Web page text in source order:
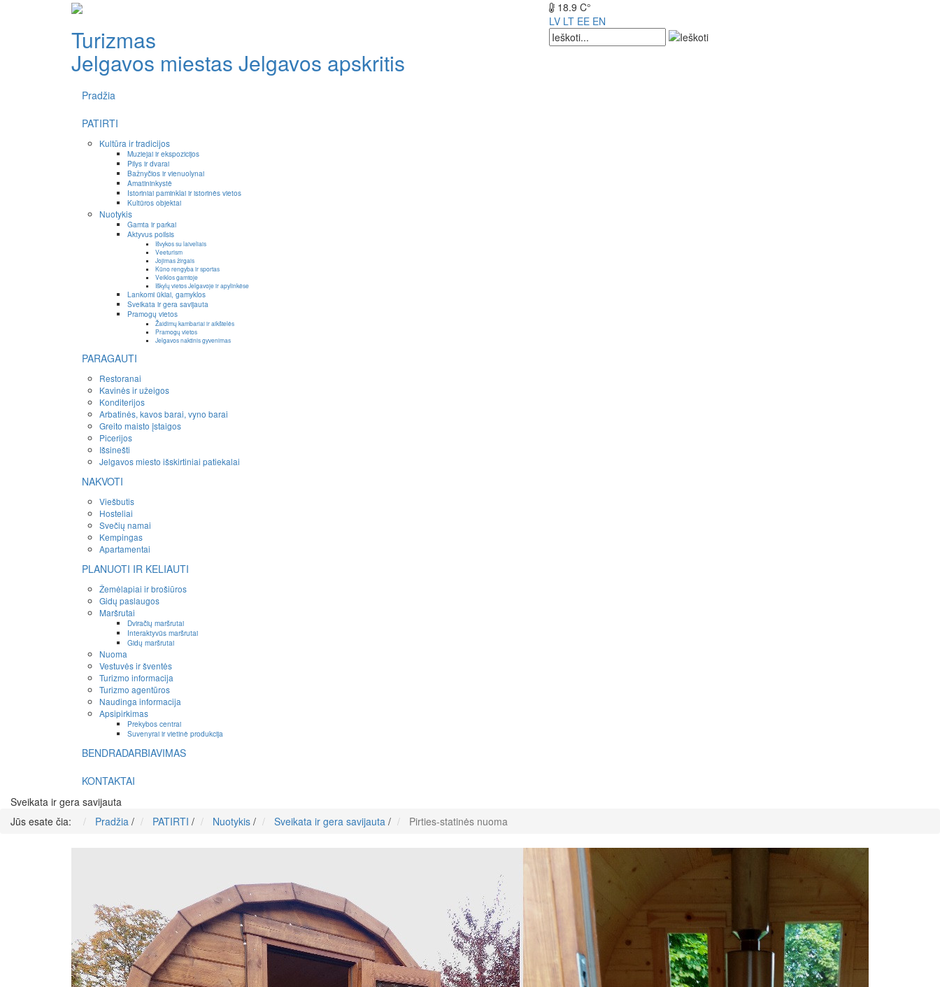
Turizmas
Jelgavos miestas Jelgavos apskritis
18.9 C°
LV LT EE EN
Pradžia
PATIRTI
Kultūra ir tradicijos
Muziejai ir ekspozicijos
Pilys ir dvarai
Bažnyčios ir vienuolynai
Amatininkystė
Istoriniai paminklai ir istorinės vietos
Kultūros objektai
Nuotykis
Gamta ir parkai
Aktyvus poilsis
Išvykos su laiveliais
Veeturism
Jojimas žirgais
Kūno rengyba ir sportas
Veiklos gamtoje
Iškylų vietos Jelgavoje ir apylinkėse
Lankomi ūkiai, gamyklos
Sveikata ir gera savijauta
Pramogų vietos
Žaidimų kambariai ir aikštelės
Pramogų vietos
Jelgavos naktinis gyvenimas
PARAGAUTI
Restoranai
Kavinės ir užeigos
Konditerijos
Arbatinės, kavos barai, vyno barai
Greito maisto įstaigos
Picerijos
Išsinešti
Jelgavos miesto išskirtiniai patiekalai
NAKVOTI
Viešbutis
Hosteliai
Svečių namai
Kempingas
Apartamentai
PLANUOTI IR KELIAUTI
Žemėlapiai ir brošiūros
Gidų paslaugos
Maršrutai
Dviračių maršrutai
Interaktyvūs maršrutai
Gidų maršrutai
Nuoma
Vestuvės ir šventės
Turizmo informacija
Turizmo agentūros
Naudinga informacija
Apsipirkimas
Prekybos centrai
Suvenyrai ir vietinė produkcija
BENDRADARBIAVIMAS
KONTAKTAI
Sveikata ir gera savijauta
Jūs esate čia:
Pradžia / PATIRTI / Nuotykis / Sveikata ir gera savijauta / Pirties-statinės nuoma